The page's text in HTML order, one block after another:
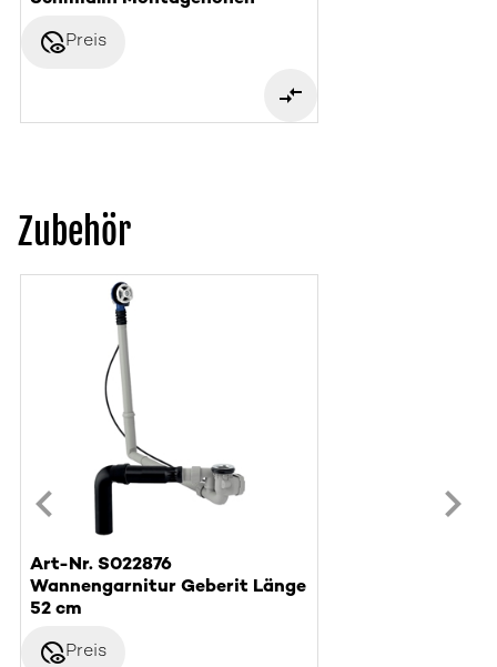
disabled_visiblePreis
Zubehör
Art-Nr. S022876
Wannengarnitur Geberit Länge
52 cm
disabled_visiblePreis